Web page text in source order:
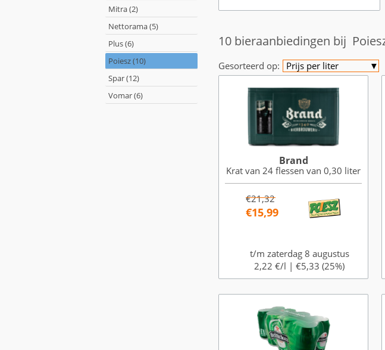
Mitra (2)
Nettorama (5)
Plus (6)
Poiesz (10)
Spar (12)
Vomar (6)
10 bieraanbiedingen bij
Gesorteerd op: Prijs per liter ▼
Brand
Krat van 24 flessen van 0,30 liter
€21,32
€15,99
t/m zaterdag 8 augustus
2,22 €/l | €5,33 (25%)